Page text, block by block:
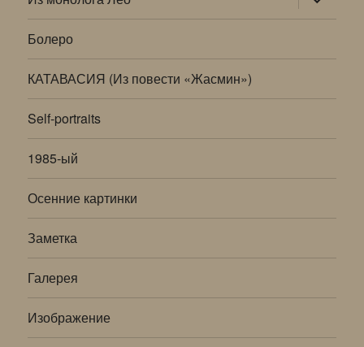
дочернее
меню
Болеро
КАТАВАСИЯ (Из повести «Жасмин»)
Self-portraits
1985-ый
Осенние картинки
Заметка
Галерея
Изображение